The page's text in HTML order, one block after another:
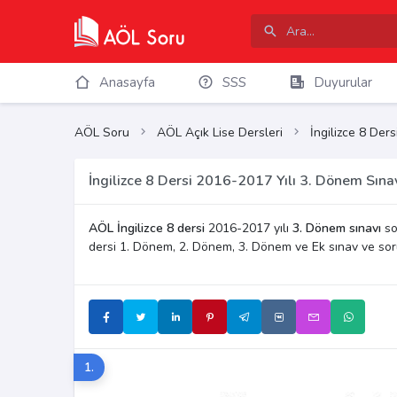
Anasayfa SSS Duyurular
AÖL Soru AÖL Açık Lise Dersleri İngilizce 8
İngilizce 8 Dersi 2016-2017 Yılı 3. Dönem
AÖL İngilizce 8 dersi 2016-2017 yılı 3. Dönem sınavı
dersi 1. Dönem, 2. Dönem, 3. Dönem ve Ek sınav ve
1.